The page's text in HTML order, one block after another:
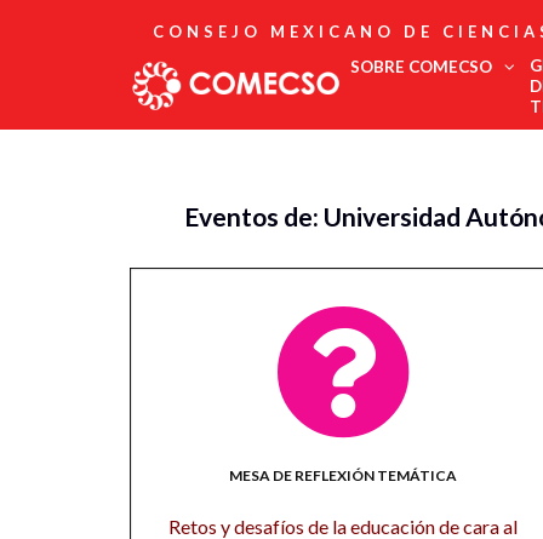
CONSEJO MEXICANO DE
SOBRE COMECSO
Directorio
Fundadores
Comité Editorial
Boletín
Eventos de: Universidad
MESA DE REFLEXIÓN TEMÁTICA
Retos y desafíos de la educación de cara al